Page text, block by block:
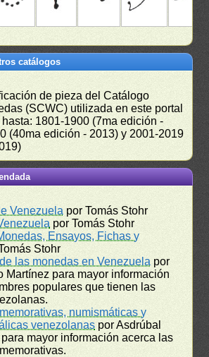
catálogos
de pieza del Catálogo
(SCWC) utilizada en este portal
1801-1900 (7ma edición -
(40ma edición - 2013) y 2001-2019
Venezuela por Tomás Stohr
por Tomás Stohr
Ensayos, Fichas y
Stohr
las monedas en Venezuela por
Martínez para mayor información
populares que tienen las
numismáticas y
venezolanas por Asdrúbal
mayor información acerca las